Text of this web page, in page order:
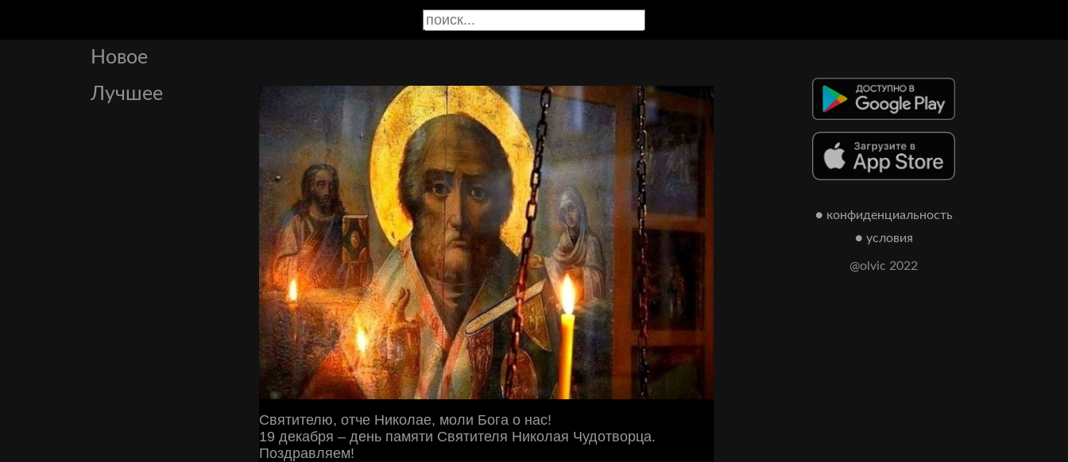
Новое
Лучшее
Святителю, отче Николае, моли Бога о нас!
19 декабря – день памяти Cвятителя Николая Чудотворца.
Поздравляем!
● конфиденциальность
● условия
@olvic 2022